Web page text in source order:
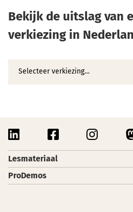
Bekijk de uitslag van
verkiezing in
linkedinfacebook
Lesmateriaal
STEM
ProDemos